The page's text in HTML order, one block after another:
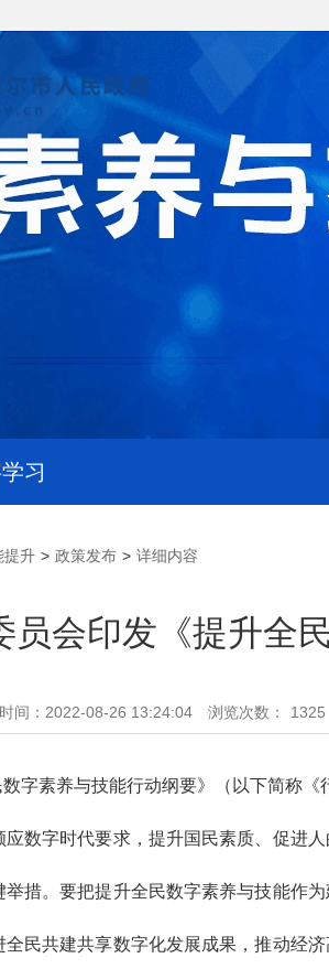
习
提升 > 政策发布 > 详细内容
会印发《提升全
间：2022-08-26 13:24:04 浏览次数： 1325
字素养与技能行动纲要》（以下简称《
数字时代要求，提升国民素质、促进
措。要把提升全民数字素养与技能作
民共建共享数字化发展成果，推动经